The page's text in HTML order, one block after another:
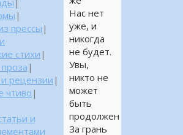
Нас нет
уже, и
никогда
не будет.
Увы,
никто не
может
быть
продолжен
За грань
|
|
прессы |
стихи |
|
рецензии |
чтиво|
и